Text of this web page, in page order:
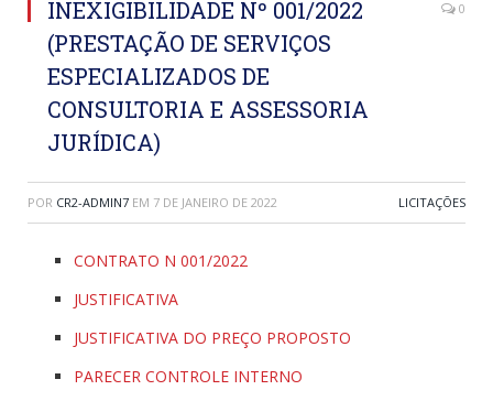
INEXIGIBILIDADE Nº 001/2022
(PRESTAÇÃO DE SERVIÇOS
ESPECIALIZADOS DE
CONSULTORIA E ASSESSORIA
JURÍDICA)
0
POR CR2-ADMIN7 EM 7 DE JANEIRO DE 2022 LICITAÇÕES
CONTRATO N 001/2022
JUSTIFICATIVA
JUSTIFICATIVA DO PREÇO PROPOSTO
PARECER CONTROLE INTERNO